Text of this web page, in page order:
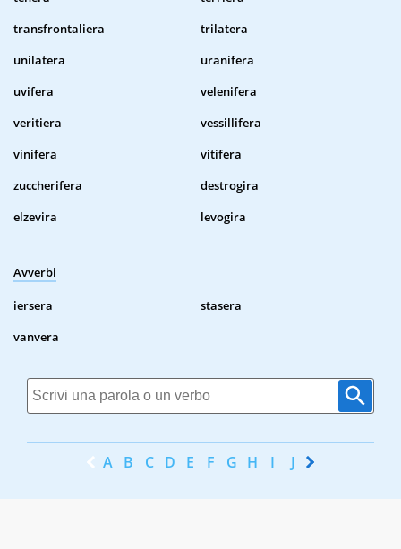
transfrontaliera
trilatera
unilatera
uranifera
uvifera
velenifera
veritiera
vessillifera
vinifera
vitifera
zuccherifera
destrogira
elzevira
levogira
Avverbi
iersera
stasera
vanvera
A B C D E F G H I J K